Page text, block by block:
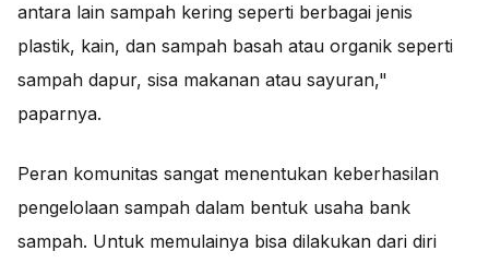
antara lain sampah kering seperti berbagai jenis
plastik, kain, dan sampah basah atau organik seperti
sampah dapur, sisa makanan atau sayuran,"
paparnya.
Peran komunitas sangat menentukan keberhasilan
pengelolaan sampah dalam bentuk usaha bank
sampah. Untuk memulainya bisa dilakukan dari diri